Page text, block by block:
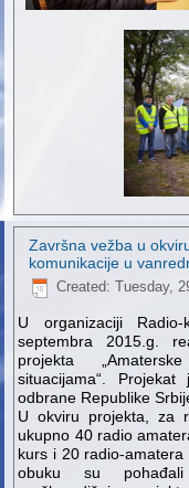
Završna vežba u
komunikacije u
Created: Tuesday,
U organizaciji
septembra 2015.g.
projekta
situacijama“.
odbrane Republike
U okviru projekta, za
ukupno 40 radio
kurs i 20 radio-
obuku su